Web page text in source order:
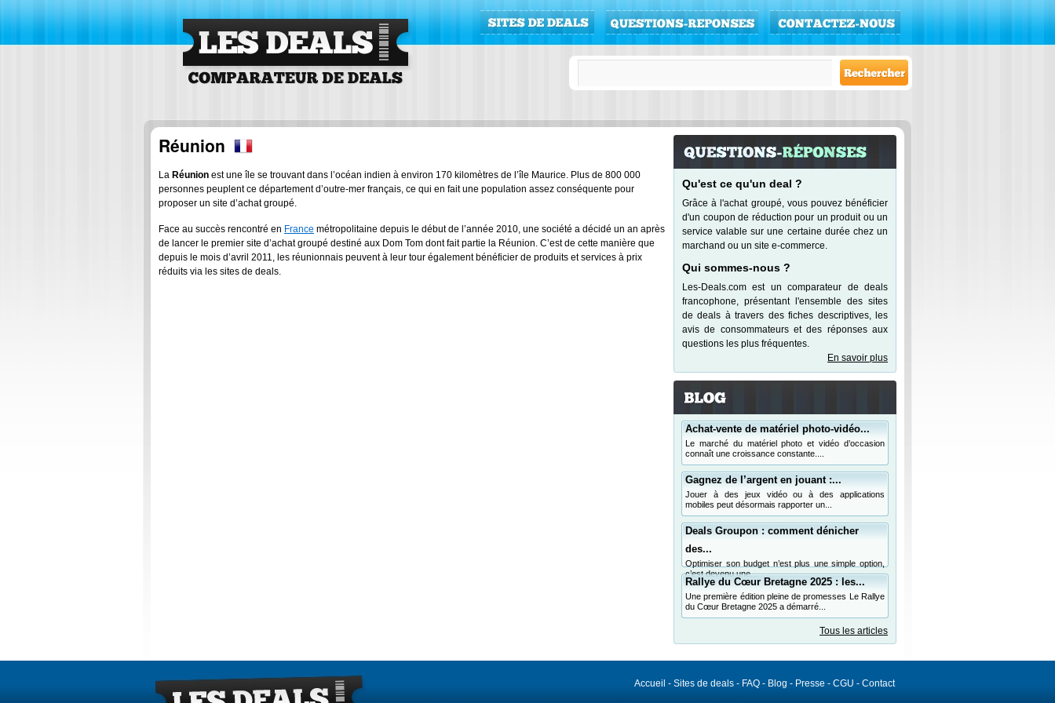
de deals
Réunion
La Réunion est une île se trouvant dans l’océan indien à environ 170 kilomètres de l’île Maurice. Plus de 800 000
personnes peuplent ce département d’outre-mer français, ce qui en fait une population assez conséquente pour
proposer un site d’achat groupé.
Face au succès rencontré en France métropolitaine depuis le début de l’année 2010, une société a décidé un an après
de lancer le premier site d’achat groupé destiné aux Dom Tom dont fait partie la Réunion. C’est de cette manière que
depuis le mois d’avril 2011, les réunionnais peuvent à leur tour également bénéficier de produits et services à prix
réduits via les sites de deals.
Qu'est ce qu'un deal ?
Grâce à l'achat groupé, vous pouvez bénéficier
d'un coupon de réduction pour un produit ou un
service valable sur une certaine durée chez un
marchand ou un site e-commerce.
Qui sommes-nous ?
Les-Deals.com est un comparateur de deals
francophone, présentant l'ensemble des sites
de deals à travers des fiches descriptives, les
avis de consommateurs et des réponses aux
questions les plus fréquentes.
En savoir plus
Achat-vente de matériel photo-vidéo...
Le marché du matériel photo et vidéo d’occasion
connaît une croissance constante....
Gagnez de l’argent en jouant :...
Jouer à des jeux vidéo ou à des applications
mobiles peut désormais rapporter un...
Deals Groupon : comment dénicher
des...
Optimiser son budget n’est plus une simple option,
c’est devenu une...
Rallye du Cœur Bretagne 2025 : les...
Une première édition pleine de promesses Le Rallye
du Cœur Bretagne 2025 a démarré...
Tous les articles
Accueil - Sites de deals - FAQ - Blog - Presse - CGU - Contact